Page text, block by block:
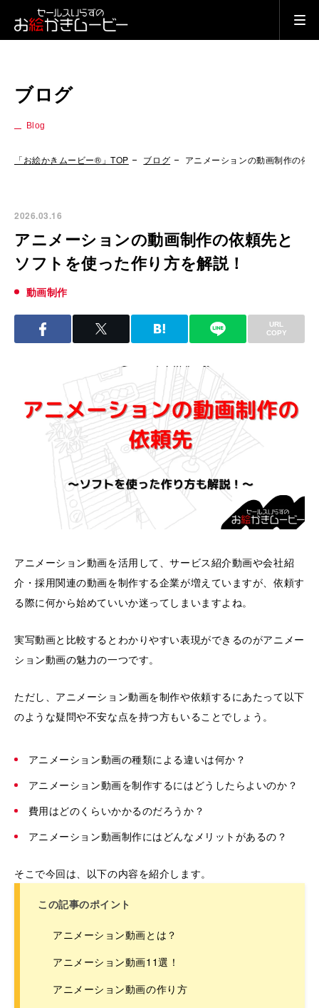
ブログ
Blog
「お絵かきムービー®」TOP ブログ アニメーションの動画制作の依
2026.03.16
アニメーションの動画制作の依頼先と
ソフトを使った作り方を解説！
動画制作
URL
COPY
アニメーション動画を活用して、サービス紹介動画や会社紹
介・採用関連の動画を制作する企業が増えていますが、依頼す
る際に何から始めていいか迷ってしまいますよね。
実写動画と比較するとわかりやすい表現ができるのがアニメー
ション動画の魅力の一つです。
ただし、アニメーション動画を制作や依頼するにあたって以下
のような疑問や不安な点を持つ方もいることでしょう。
アニメーション動画の種類による違いは何か？
アニメーション動画を制作するにはどうしたらよいのか？
費用はどのくらいかかるのだろうか？
アニメーション動画制作にはどんなメリットがあるの？
そこで今回は、以下の内容を紹介します。
この記事のポイント
アニメーション動画とは？
アニメーション動画11選！
アニメーション動画の作り方